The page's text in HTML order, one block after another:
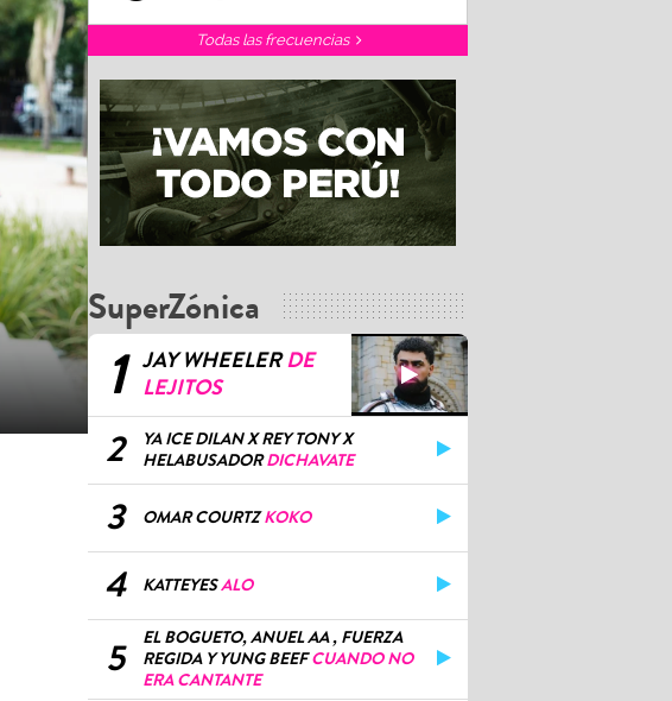
Todas las frecuencias
SuperZónica
1 JAY WHEELERDE
LEJITOS
2
YA ICE DILAN X REY TONY X
HELABUSADORDICHAVATE
3 OMAR COURTZKOKO
4 KATTEYESALO
5
EL BOGUETO, ANUEL AA , FUERZA
REGIDA Y YUNG BEEFCUANDO NO
ERA CANTANTE